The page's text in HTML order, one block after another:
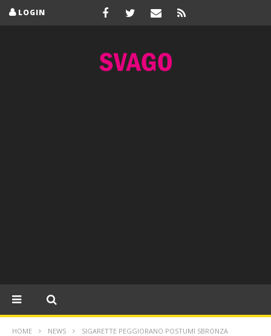
LOGIN
HOME NEWS SIGARETTE PEGGIORANO POSTUMI SBRONZA